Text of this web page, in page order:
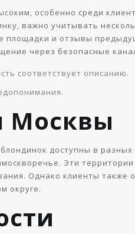
особенно среди
важно учитывать
площадки и отзывы
через безопасные
соответствует описанию.
Москвы
доступны в
Эти
Однако клиенты
округе.